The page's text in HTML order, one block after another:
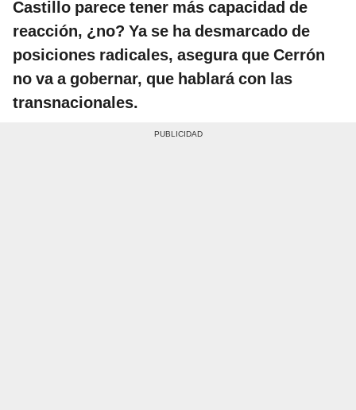
Castillo parece tener más capacidad de
reacción, ¿no? Ya se ha desmarcado de
posiciones radicales, asegura que Cerrón
no va a gobernar, que hablará con las
transnacionales.